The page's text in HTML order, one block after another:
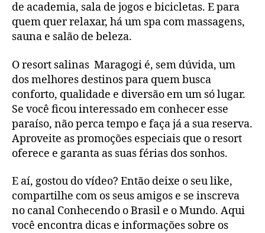
de academia, sala de jogos e bicicletas. E para
quem quer relaxar, há um spa com massagens,
sauna e salão de beleza.
O resort salinas Maragogi é, sem dúvida, um
dos melhores destinos para quem busca
conforto, qualidade e diversão em um só lugar.
Se você ficou interessado em conhecer esse
paraíso, não perca tempo e faça já a sua reserva.
Aproveite as promoções especiais que o resort
oferece e garanta as suas férias dos sonhos.
E aí, gostou do vídeo? Então deixe o seu like,
compartilhe com os seus amigos e se inscreva
no canal Conhecendo o Brasil e o Mundo. Aqui
você encontra dicas e informações sobre os